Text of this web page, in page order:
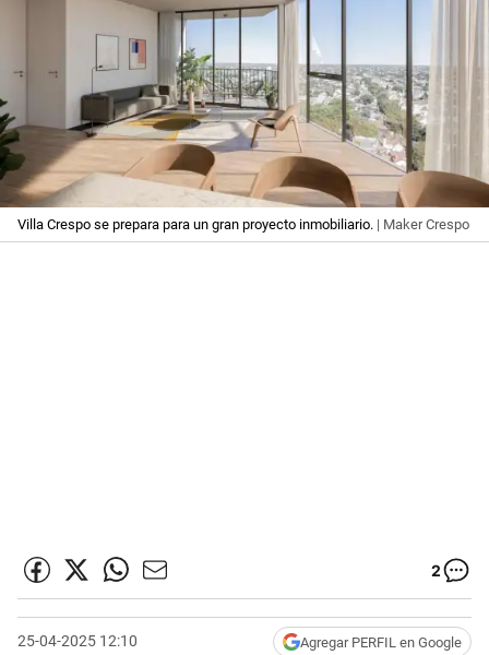
Villa Crespo se prepara para un gran proyecto inmobiliario. | Maker Crespo
2
25-04-2025 12:10 Agregar PERFIL en Google